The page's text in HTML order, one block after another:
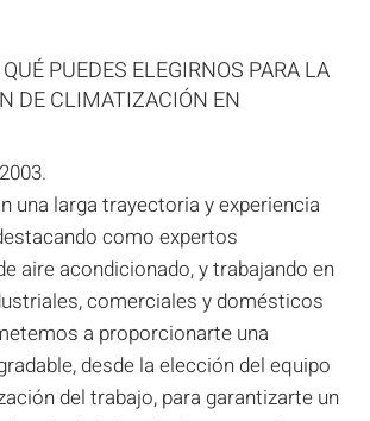
PUEDES ELEGIRNOS PARA LA
DE CLIMATIZACIÓN EN
una larga trayectoria y experiencia
como expertos
aire acondicionado, y trabajando en
comerciales y domésticos
a proporcionarte una
desde la elección del equipo
del trabajo, para garantizarte un